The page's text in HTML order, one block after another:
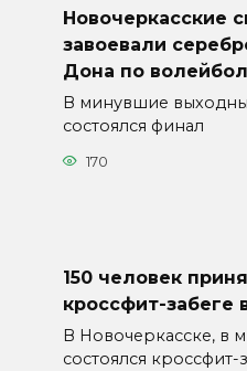
Новочеркасские
завоевали
Дона по
В минувшие
состоялся финал
170
150 человек
кроссфит-забеге
В Новочеркасске, в
состоялся кроссфит-